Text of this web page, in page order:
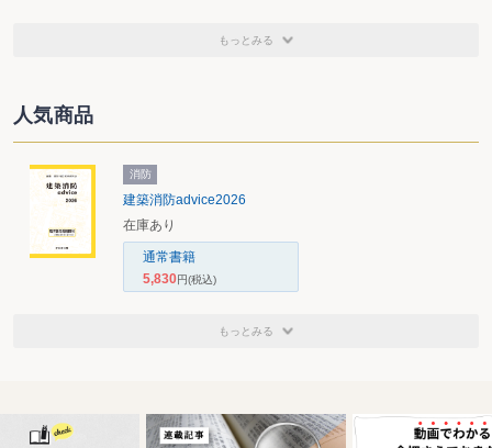
もっとみる
人気商品
消防
建築消防advice2026
在庫あり
通常書籍
5,830円(税込)
もっとみる